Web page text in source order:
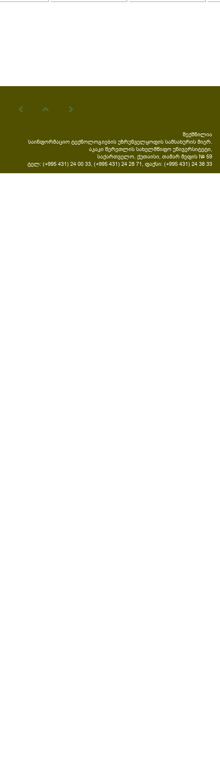
შექმნილია
საინფორმაციო ტექნოლოგიების უზრუნველყოფის სამსახურის მიერ.
აკაკი წერეთლის სახელმწიფო უნივერსიტეტი,
საქართველო, ქუთაისი, თამარ მეფის № 59
ტელ: (+995 431) 24 00 33, (+995 431) 24 28 71, ფაქსი: (+995 431) 24 38 33